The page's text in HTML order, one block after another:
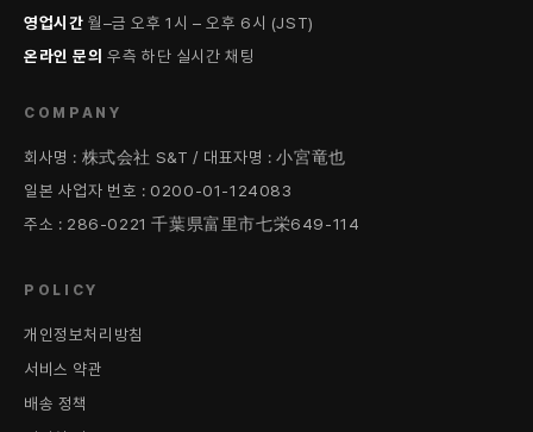
영업시간 월–금 오후 1시 – 오후 6시 (JST)
온라인 문의 우측 하단 실시간 채팅
COMPANY
회사명 : 株式会社 S&T / 대표자명 : 小宮竜也
일본 사업자 번호 : 0200-01-124083
주소 : 286-0221 千葉県富里市七栄649-114
POLICY
개인정보처리방침
서비스 약관
배송 정책